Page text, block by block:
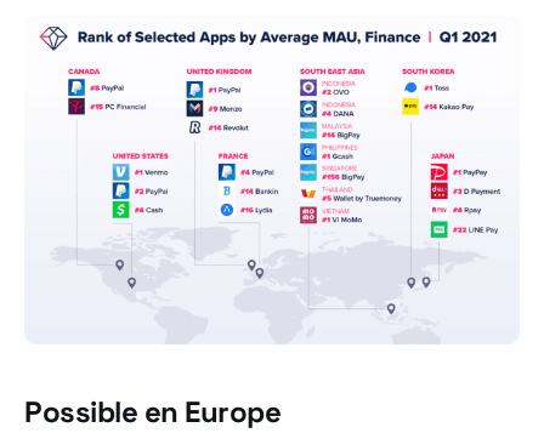
Possible en Europe